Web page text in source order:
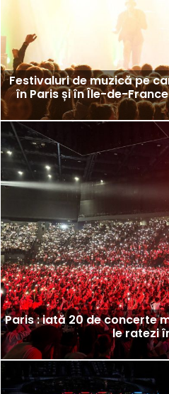
Festivaluri de muzică pe
în Paris și în Île-de-
Paris : iată 20 de concerte
le ratezi